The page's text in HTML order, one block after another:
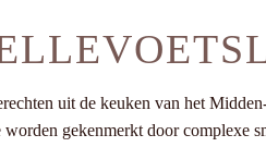
uit de keuken van het
gekenmerkt door complexe